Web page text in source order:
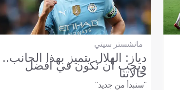
مانشستر سيتي
دياز: الهلال يتميز بهذا الجانب..
ويجب أن نكون في أفضل
حالاتنا
"سنبدأ من جديد"